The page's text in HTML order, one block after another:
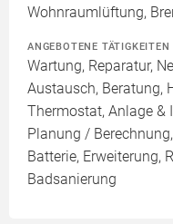
Wohnraumlüftung,
ANGEBOTENE TÄTIGKEITEN
Wartung, Reparatur,
Austausch, Beratung,
Thermostat, Anlage &
Planung /
Batterie, Erweiterung,
Badsanierung